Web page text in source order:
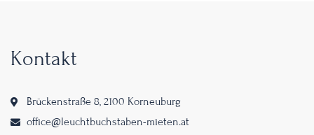
Kontakt
Brückenstraße 8, 2100 Korneuburg
office@leuchtbuchstaben-mieten.at